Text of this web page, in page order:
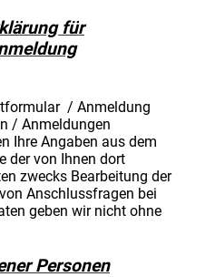
für
/ Anmeldung
/ Anmeldungen
Ihre Angaben aus dem
der von Ihnen dort
zwecks Bearbeitung der
Anschlussfragen bei
geben wir nicht ohne
Personen